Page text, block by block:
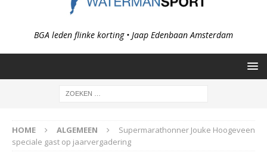
BGA leden flinke korting • Jaap Edenbaan Amsterdam
HOME ALGEMEEN
Supermarathonner Jouke Hoogeveen
speciale gast op jaarvergadering